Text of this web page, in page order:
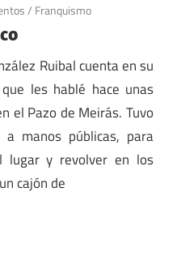
/ Franquismo
Ruibal cuenta en su
les hablé hace unas
el Pazo de Meirás. Tuvo
manos públicas, para
lugar y revolver en los
cajón de